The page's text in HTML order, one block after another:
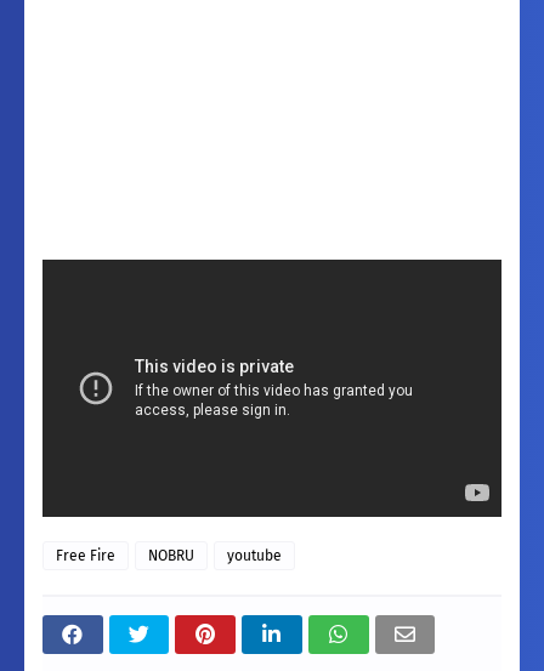
Free Fire NOBRU youtube